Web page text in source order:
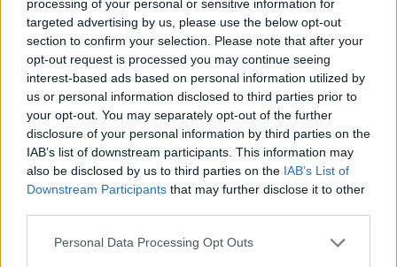
processing of your personal or sensitive information for
targeted advertising by us, please use the below opt-out
section to confirm your selection. Please note that after your
opt-out request is processed you may continue seeing
interest-based ads based on personal information utilized by
us or personal information disclosed to third parties prior to
your opt-out. You may separately opt-out of the further
disclosure of your personal information by third parties on the
IAB’s list of downstream participants. This information may
also be disclosed by us to third parties on the IAB’s List of
Downstream Participants that may further disclose it to other
Personal Data Processing Opt Outs
Cím: Boda Péter
Boda Galéria és Aukciósház
Budapest
1111.Budapest Bartók Béla út 34
1111
Telefon: (06-20) 519-08-91 ; (06-1)
Weboldal:
http://www.bodaofart.com
Bemutatkozás: Galériánk 2012-ben kezdett el foglalkozni
kínálunk és keresünk.